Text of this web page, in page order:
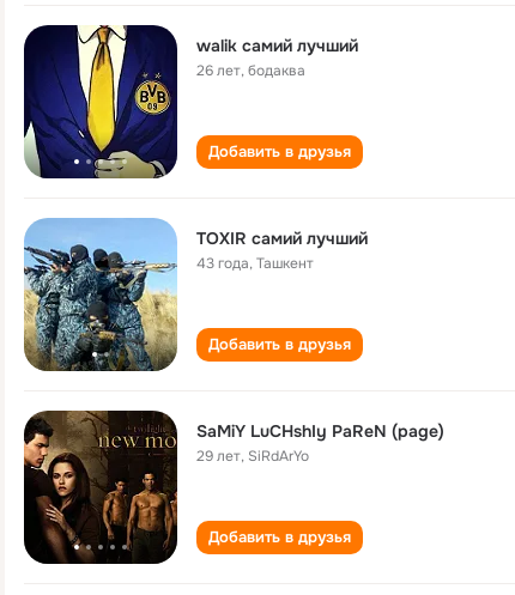
walik самий лучший
26 лет,бодаква
Добавить в друзья
TOXIR самий лучший
43 года,Ташкент
Добавить в друзья
SaMiY LuCHshIy PaReN (page)
29 лет, SiRdArYo
Добавить в друзья